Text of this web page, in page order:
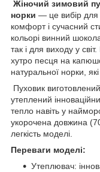
Жіночий зимовий
норки — це вибір для
комфорт і сучасний
кольорі винний
так і для виходу у
хутро песця на
натуральної норки,
Пуховик
утеплений
тепло навіть у
укорочена довжина
легкість моделі.
Переваги моделі:
Утеплювач: